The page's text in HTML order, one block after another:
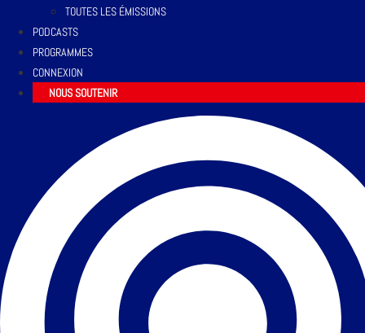
TOUTES LES ÉMISSIONS
PODCASTS
PROGRAMMES
CONNEXION
NOUS SOUTENIR